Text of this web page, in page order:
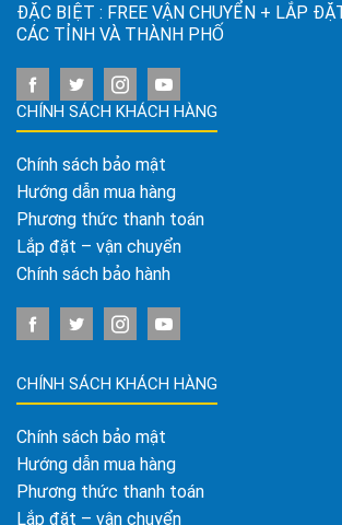
ĐẶC BIỆT : FREE VẬN CHUYỂN + LẮP
CÁC TỈNH VÀ THÀNH PHỐ
CHÍNH SÁCH KHÁCH HÀNG
Chính sách bảo mật
Hướng dẫn mua hàng
Phương thức thanh toán
Lắp đặt – vận chuyển
Chính sách bảo hành
CHÍNH SÁCH KHÁCH HÀNG
Chính sách bảo mật
Hướng dẫn mua hàng
Phương thức thanh toán
Lắp đặt – vận chuyển